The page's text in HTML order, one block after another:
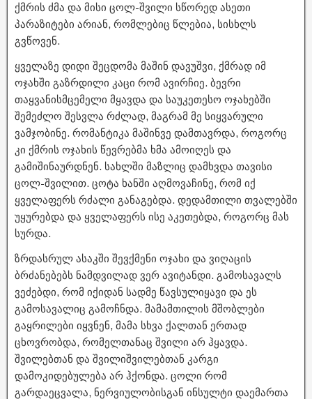
ქმრის ძმა და მისი ცოლ-შვილი სწორედ ასეთი
პარაზიტები არიან, რომლებიც წლებია, სისხლს
გვწოვენ.
ყველაზე დიდი შეცდომა მაშინ დავუშვი, ქმრად იმ
ოჯახში გაზრდილი კაცი რომ ავირჩიე. ბევრი
თაყვანისმცემელი მყავდა და საუკეთესო ოჯახებში
შემეძლო შესვლა რძლად, მაგრამ მე სიყვარული
ვამჯობინე. რომანტიკა მაშინვე დამთავრდა, როგორც
კი ქმრის ოჯახის წევრებმა ხმა ამოიღეს და
გამიშინაურდნენ. სახლში მაზლიც დამხვდა თავისი
ცოლ-შვილით. ცოტა ხანში აღმოვაჩინე, რომ იქ
ყველაფერს რძალი განაგებდა. დედამთილი თვალებში
უყურებდა და ყველაფერს ისე აკეთებდა, როგორც მას
სურდა.
ზრდასრულ ასაკში შევქმენი ოჯახი და ვიღაცის
ბრძანებებს ნამდვილად ვერ ავიტანდი. გამოსავალს
ვეძებდი, რომ იქიდან სადმე წავსულიყავი და ეს
გამოსავალიც გამოჩნდა. მამამთილის მშობლები
გაყრილები იყვნენ, მამა სხვა ქალთან ერთად
ცხოვრობდა, რომელთანაც შვილი არ ჰყავდა.
შვილებთან და შვილიშვილებთან კარგი
დამოკიდებულება არ ჰქონდა. ცოლი რომ
გარდაეცვალა, ნერვიულობისგან ინსულტი დაემართა